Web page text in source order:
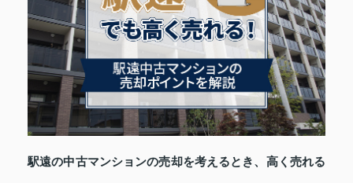
駅遠の中古マンションの売却を考えるとき、高く売れる